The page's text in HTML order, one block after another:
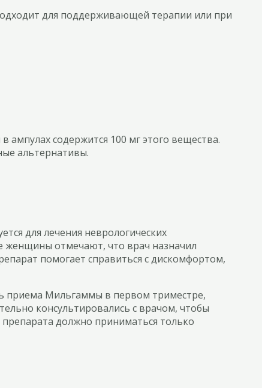
для поддерживающей терапии или при
содержится 100 мг этого вещества.
альтернативы.
для лечения неврологических
женщины отмечают, что врач назначил
помогает справиться с дискомфортом,
приема Мильгаммы в первом триместре,
консультировались с врачом, чтобы
должно приниматься только